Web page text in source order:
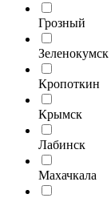
Грозный
Зеленокумск
Кропоткин
Крымск
Лабинск
Махачкала